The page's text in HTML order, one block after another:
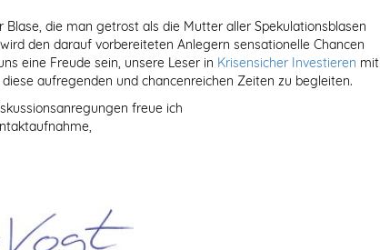
Blase, die man getrost als die Mutter aller Spekulationsblasen
den darauf vorbereiteten Anlegern sensationelle Chancen
eine Freude sein, unsere Leser in Krisensicher Investieren mit
aufregenden und chancenreichen Zeiten zu begleiten.
freue ich